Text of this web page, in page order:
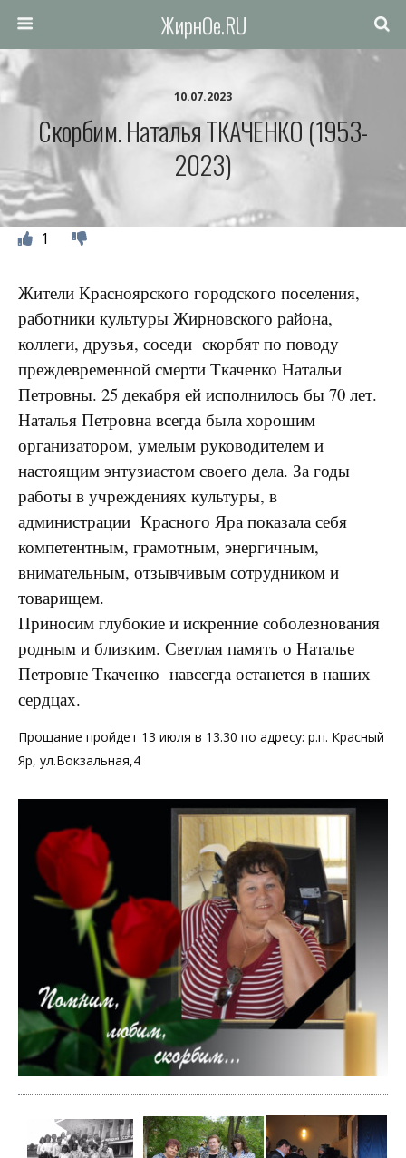
ЖирнОе.RU
10.07.2023
Скорбим. Наталья ТКАЧЕНКО (1953-
2023)
1
Жители Красноярского городского поселения,
работники культуры Жирновского района,
коллеги, друзья, соседи скорбят по поводу
преждевременной смерти Ткаченко Натальи
Петровны. 25 декабря ей исполнилось бы 70 лет.
Наталья Петровна всегда была хорошим
организатором, умелым руководителем и
настоящим энтузиастом своего дела. За годы
работы в учреждениях культуры, в
администрации Красного Яра показала себя
компетентным, грамотным, энергичным,
внимательным, отзывчивым сотрудником и
товарищем.
Приносим глубокие и искренние соболезнования
родным и близким. Светлая память о Наталье
Петровне Ткаченко навсегда останется в наших
сердцах.
Прощание пройдет 13 июля в 13.30 по адресу: р.п. Красный
Яр, ул.Вокзальная,4